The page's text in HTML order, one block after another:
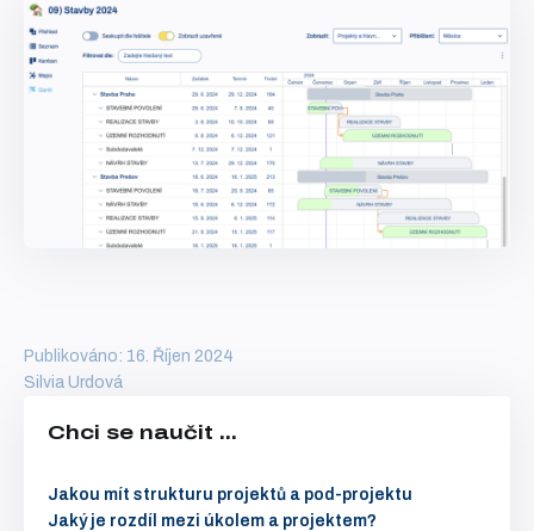
Publikováno: 16. Říjen 2024
Silvia Urdová
Chci se naučit ...
Jakou mít strukturu projektů a pod-projektu
Jaký je rozdíl mezi úkolem a projektem?